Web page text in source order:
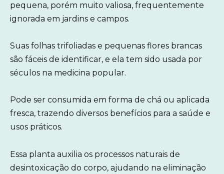
pequena, porém muito valiosa, frequentemente
ignorada em jardins e campos.
Suas folhas trifoliadas e pequenas flores brancas
são fáceis de identificar, e ela tem sido usada por
séculos na medicina popular.
Pode ser consumida em forma de chá ou aplicada
fresca, trazendo diversos benefícios para a saúde e
usos práticos.
Essa planta auxilia os processos naturais de
desintoxicação do corpo, ajudando na eliminação